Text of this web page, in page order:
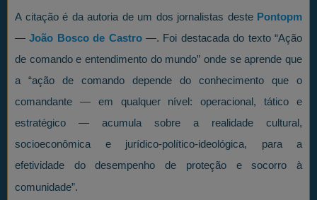
A citação é da autoria de um dos jornalistas deste Pontopm
—João Bosco de Castro—. Foi destacada do texto “Ação
de comando e entendimento do mundo” onde se aprende que
a “ação de comando depende do conhecimento que o
comandante — em qualquer nível: operacional, tático e
estratégico — acumula sobre a realidade cultural,
socioeconômica e jurídico-político-ideológica, para a
efetividade do desempenho de proteção e socorro à
comunidade”.